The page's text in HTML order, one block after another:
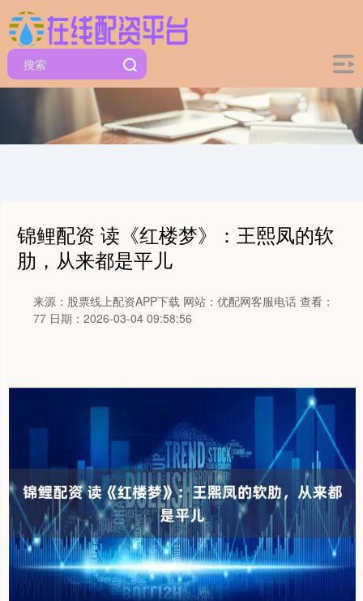
锦鲤配资 读《红楼梦》：王熙凤的软
肋，从来都是平儿
来源：股票线上配资APP下载 网站：优配网客服电话 查看：
77 日期：2026-03-04 09:58:56